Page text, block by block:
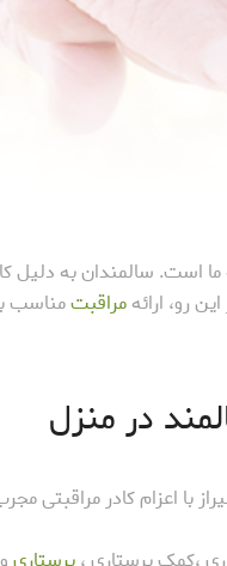
است. سالمندان به دلیل
رو، ارائهمراقبتمناسب
در منزل
با اعزام کادر مراقبتی